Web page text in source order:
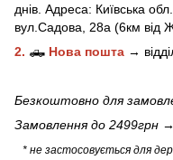
днів. Адреса: Київська
вул.Садова, 28а (6км від
2. 🛻 Нова пошта →
Безкоштовно для
Замовлення до 2499грн →
* не застосовується для